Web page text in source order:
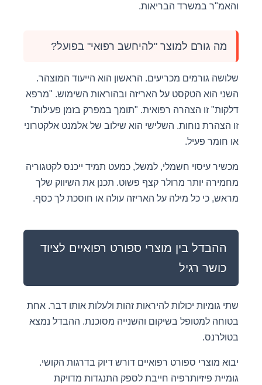
והאמ"ר במשרד הבריאות.
מה גורם למוצר "להיחשב רפואי" בפועל?
שלושה גורמים מכריעים. הראשון הוא הייעוד המוצהר.
השני הוא הטקסט על האריזה ובהוראות השימוש. "מרפא
דלקות" זו הצהרה רפואית. "תומך במפרק בזמן פעילות"
זו הצהרת נוחות. השלישי הוא שילוב של אלמנט אלקטרוני
או חומר פעיל.
מכשיר עיסוי חשמלי, למשל, כמעט תמיד ייכנס לקטגוריה
מחמירה יותר מרולר קצף פשוט. תכנן את השיווק שלך
מראש, כי כל מילה על האריזה עולה או חוסכת לך כסף.
ההבדל בין מוצרי ספורט רפואיים לציוד
כושר רגיל
שתי גומיות יכולות להיראות זהות ולעלות אותו דבר. אחת
בטוחה למטופל בשיקום והשנייה מסוכנת. ההבדל נמצא
בטולרנס.
יבוא מוצרי ספורט רפואיים דורש דיוק בדרגות הקושי.
גומיית פיזיותרפיה חייבת לספק התנגדות מדויקת